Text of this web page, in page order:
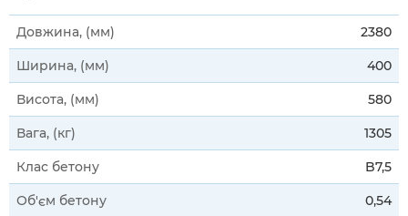
Довжина, (мм) 2380
Ширина, (мм) 400
Висота, (мм) 580
Вага, (кг) 1305
Клас бетону B7,5
Об'єм бетону 0,54